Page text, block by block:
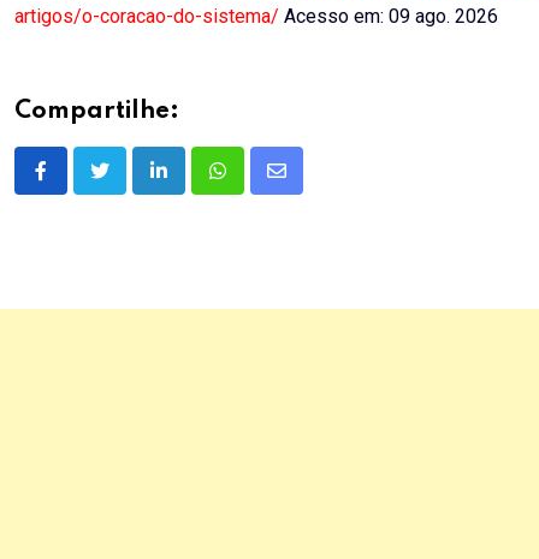
artigos/o-coracao-do-sistema/ Acesso em: 09 ago. 2026
Compartilhe:
LinkedInWhatsappShare